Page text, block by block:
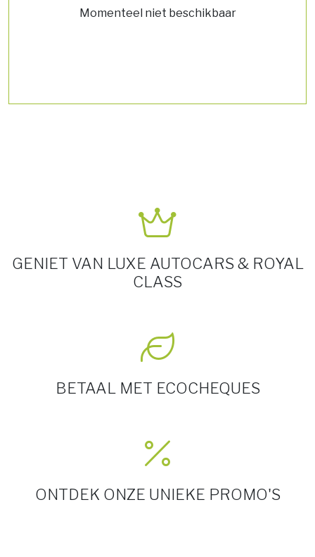
Momenteel niet beschikbaar
GENIET VAN LUXE AUTOCARS & ROYAL
CLASS
BETAAL MET ECOCHEQUES
ONTDEK ONZE UNIEKE PROMO'S